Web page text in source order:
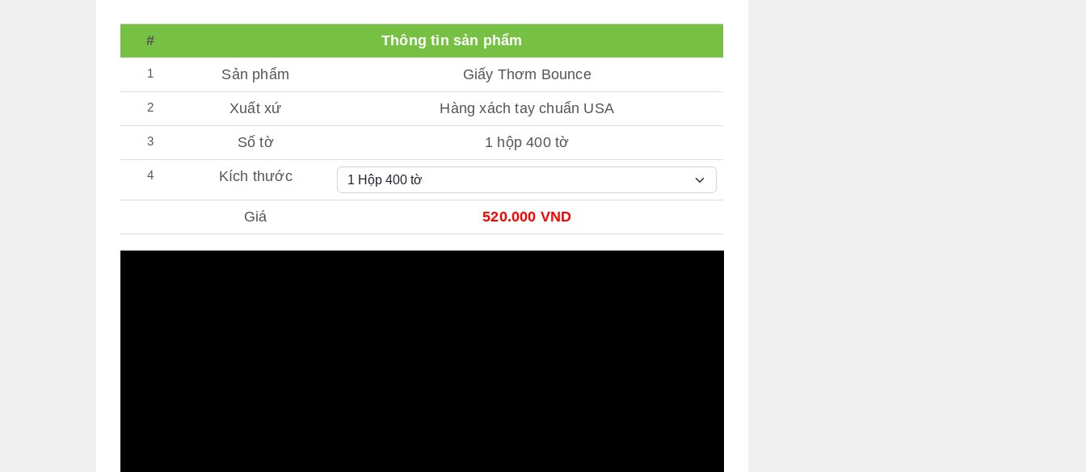
# Thông tin sản phẩm
1 Sản phẩm Giấy Thơm Bounce
2 Xuất xứ Hàng xách tay chuẩn USA
3 Số tờ 1 hộp 400 tờ
4 Kích thước
Giá 520.000 VND